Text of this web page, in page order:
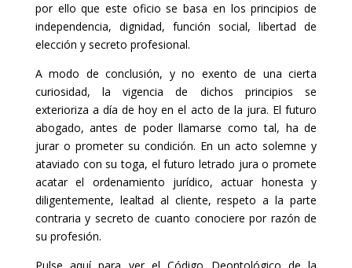
por ello que este oficio se basa en los principios de
independencia, dignidad, función social, libertad de
elección y secreto profesional.
A modo de conclusión, y no exento de una cierta
curiosidad, la vigencia de dichos principios se
exterioriza a día de hoy en el acto de la jura. El futuro
abogado, antes de poder llamarse como tal, ha de
jurar o prometer su condición. En un acto solemne y
ataviado con su toga, el futuro letrado jura o promete
acatar el ordenamiento jurídico, actuar honesta y
diligentemente, lealtad al cliente, respeto a la parte
contraria y secreto de cuanto conociere por razón de
su profesión.